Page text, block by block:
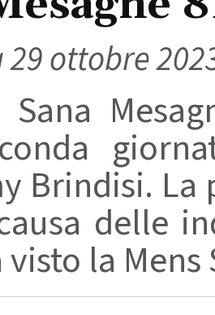
ottobre
Sana
Brindisi.
delle
la Mens